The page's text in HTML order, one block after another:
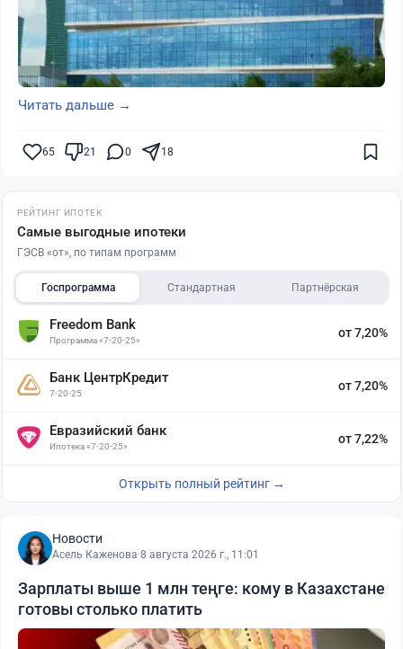
Читать дальше →
65 21 0 18
РЕЙТИНГ ИПОТЕК
Самые выгодные ипотеки
ГЭСВ «от», по типам программ
Госпрограмма Стандартная Партнёрская
Freedom Bank
Программа «7-20-25»
от 7,20%
Банк ЦентрКредит
7-20-25
от 7,20%
Евразийский банк
Ипотека «7-20-25»
от 7,22%
Открыть полный рейтинг →
Новости
Асель Каженова·8 августа 2026 г., 11:01
Зарплаты выше 1 млн теңге: кому в Казахстане
готовы столько платить